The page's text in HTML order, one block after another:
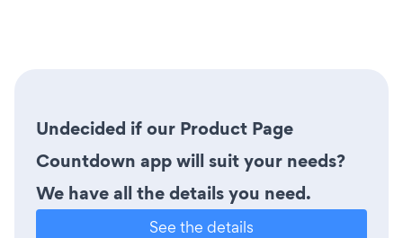
Undecided if our Product Page
Countdown app will suit your needs?
We have all the details you need.
See the details